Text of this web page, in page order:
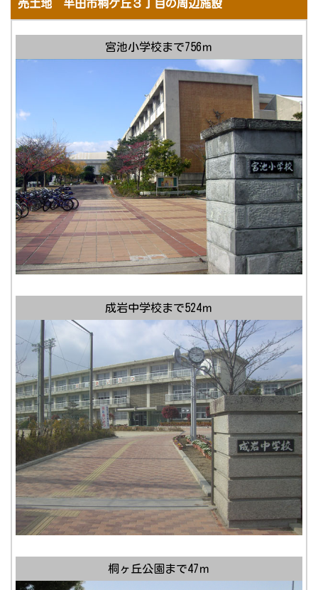
売土地 半田市桐ケ丘３丁目の周辺施設
宮池小学校まで756ｍ
成岩中学校まで524ｍ
桐ヶ丘公園まで47ｍ